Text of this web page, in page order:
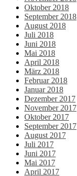
Oktober 2018
September 2018
August 2018
Juli 2018
Juni 2018
Mai 2018
April 2018
März 2018
Februar 2018
Januar 2018
Dezember 2017
November 2017
Oktober 2017
September 2017
August 2017
Juli 2017
Juni 2017
Mai 2017
April 2017